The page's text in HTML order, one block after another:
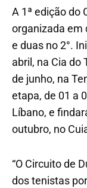
A 1ª edição do
organizada em
e duas no 2°.
abril, na Cia do
de junho, na
etapa, de 01 a
Líbano, e
outubro, no
“O Circuito de
dos tenistas